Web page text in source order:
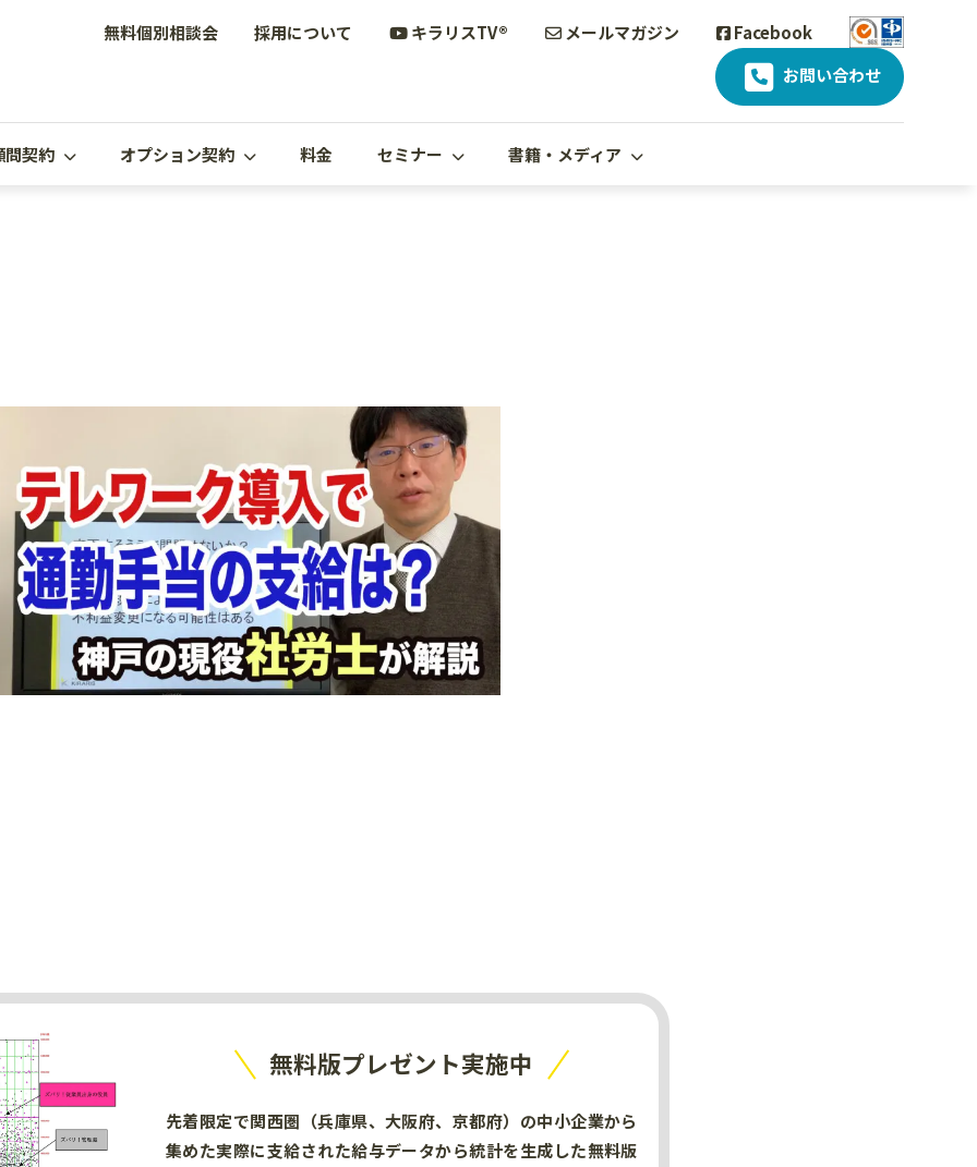
無料個別相談会 採用について キラリスTV® メールマガジン
Facebook
お問い合わせ
問契約 オプション契約 料金 セミナー 書籍・メディア
無料版プレゼント実施中
先着限定で関西圏（兵庫県、大阪府、京都府）の中小企業から
集めた実際に支給された給与データから統計を生成した無料版